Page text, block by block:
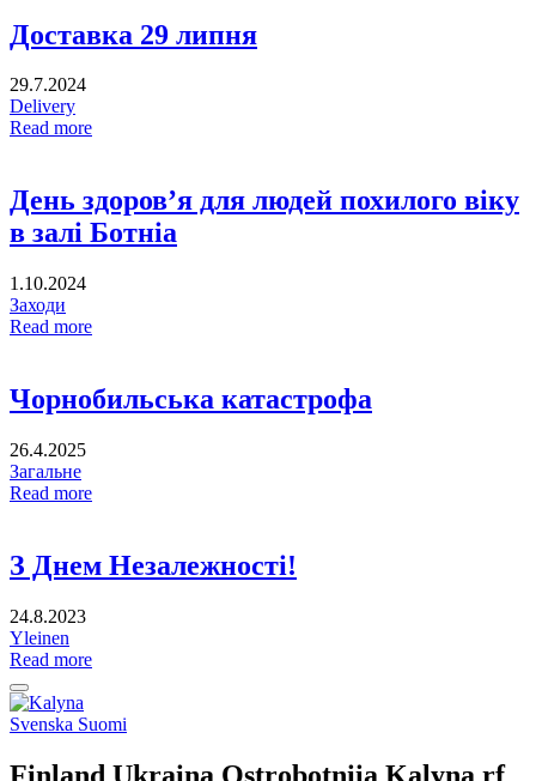
Доставка 29 липня
29.7.2024
Delivery
Read more
День здоров’я для людей похилого віку
в залі Ботніа
1.10.2024
Заходи
Read more
Чорнобильська катастрофа
26.4.2025
Загальне
Read more
З Днем Незалежності!
24.8.2023
Yleinen
Read more
Back
to
top
Social
Svenska Suomi
Finland Ukraina Ostrobotniia Kalyna rf